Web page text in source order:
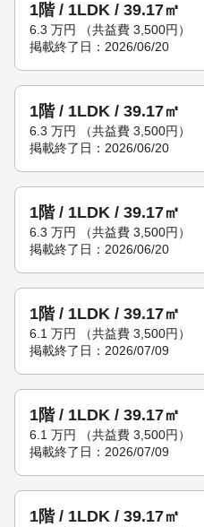
1階 / 1LDK / 39.17㎡
6.3 万円
（共益費 3,500円）
掲載終了日：2026/06/20
1階 / 1LDK / 39.17㎡
6.3 万円
（共益費 3,500円）
掲載終了日：2026/06/20
1階 / 1LDK / 39.17㎡
6.3 万円
（共益費 3,500円）
掲載終了日：2026/06/20
1階 / 1LDK / 39.17㎡
6.1 万円
（共益費 3,500円）
掲載終了日：2026/07/09
1階 / 1LDK / 39.17㎡
6.1 万円
（共益費 3,500円）
掲載終了日：2026/07/09
1階 / 1LDK / 39.17㎡